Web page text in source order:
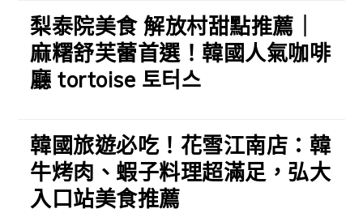
梨泰院美食 解放村甜點推薦｜
麻糬舒芙蕾首選！韓國人氣咖啡
廳 tortoise 토터스
韓國旅遊必吃！花雪江南店：韓
牛烤肉、蝦子料理超滿足，弘大
入口站美食推薦